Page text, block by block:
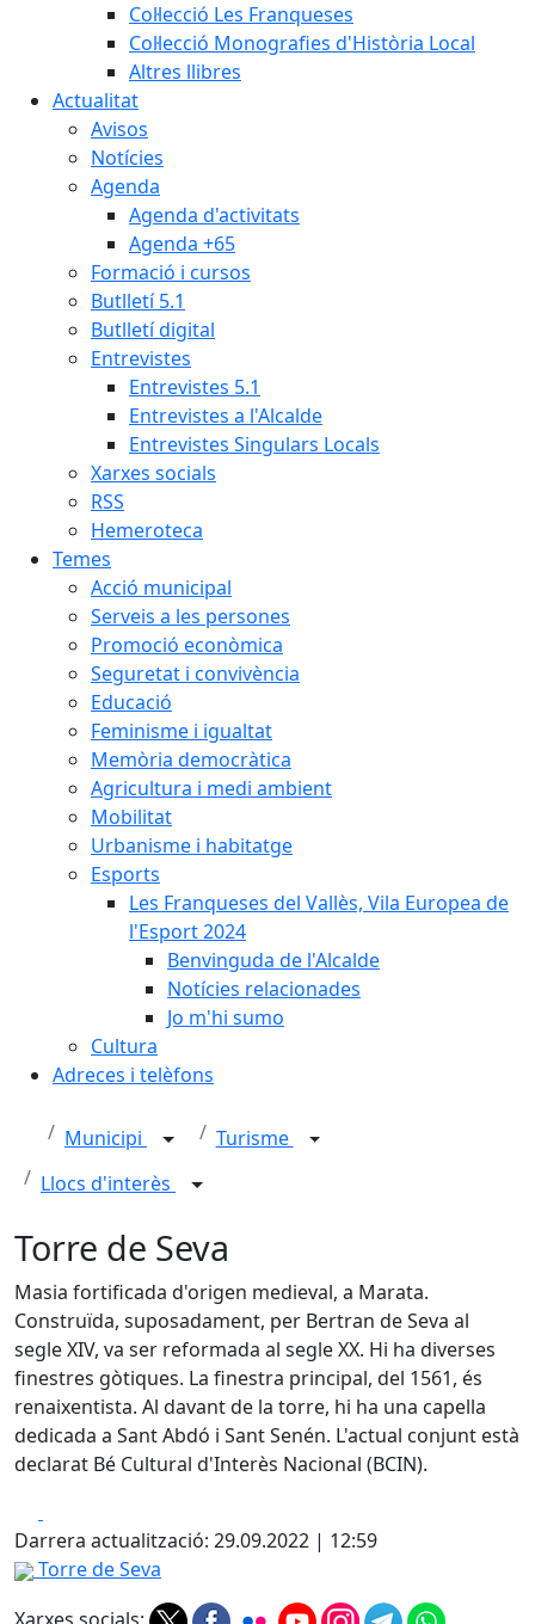
Col·lecció Les Franqueses
Col·lecció Monografies d'Història Local
Altres llibres
Actualitat
Avisos
Notícies
Agenda
Agenda d'activitats
Agenda +65
Formació i cursos
Butlletí 5.1
Butlletí digital
Entrevistes
Entrevistes 5.1
Entrevistes a l'Alcalde
Entrevistes Singulars Locals
Xarxes socials
RSS
Hemeroteca
Temes
Acció municipal
Serveis a les persones
Promoció econòmica
Seguretat i convivència
Educació
Feminisme i igualtat
Memòria democràtica
Agricultura i medi ambient
Mobilitat
Urbanisme i habitatge
Esports
Les Franqueses del Vallès, Vila Europea de
l'Esport 2024
Benvinguda de l'Alcalde
Notícies relacionades
Jo m'hi sumo
Cultura
Adreces i telèfons
Municipi
Turisme
Llocs d'interès
Torre de Seva
Masia fortificada d'origen medieval, a Marata.
Construïda, suposadament, per Bertran de Seva al
segle XIV, va ser reformada al segle XX. Hi ha diverses
finestres gòtiques. La finestra principal, del 1561, és
renaixentista. Al davant de la torre, hi ha una capella
dedicada a Sant Abdó i Sant Senén. L'actual conjunt està
declarat Bé Cultural d'Interès Nacional (BCIN).
Darrera actualització: 29.09.2022 | 12:59
Torre de Seva